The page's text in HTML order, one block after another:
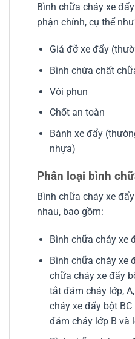
Bình chữa cháy xe
phận chính, cụ thể
Giá đỡ xe đẩy
Bình chứa chất
Vòi phun
Chốt an toàn
Bánh xe đẩy
nhựa)
Phân loại bình
Bình chữa cháy xe
nhau, bao gồm:
Bình chữa cháy xe
Bình chữa cháy xe
chữa cháy xe đẩy
tắt đám cháy lớp,
cháy xe đẩy bột
đám cháy lớp B và